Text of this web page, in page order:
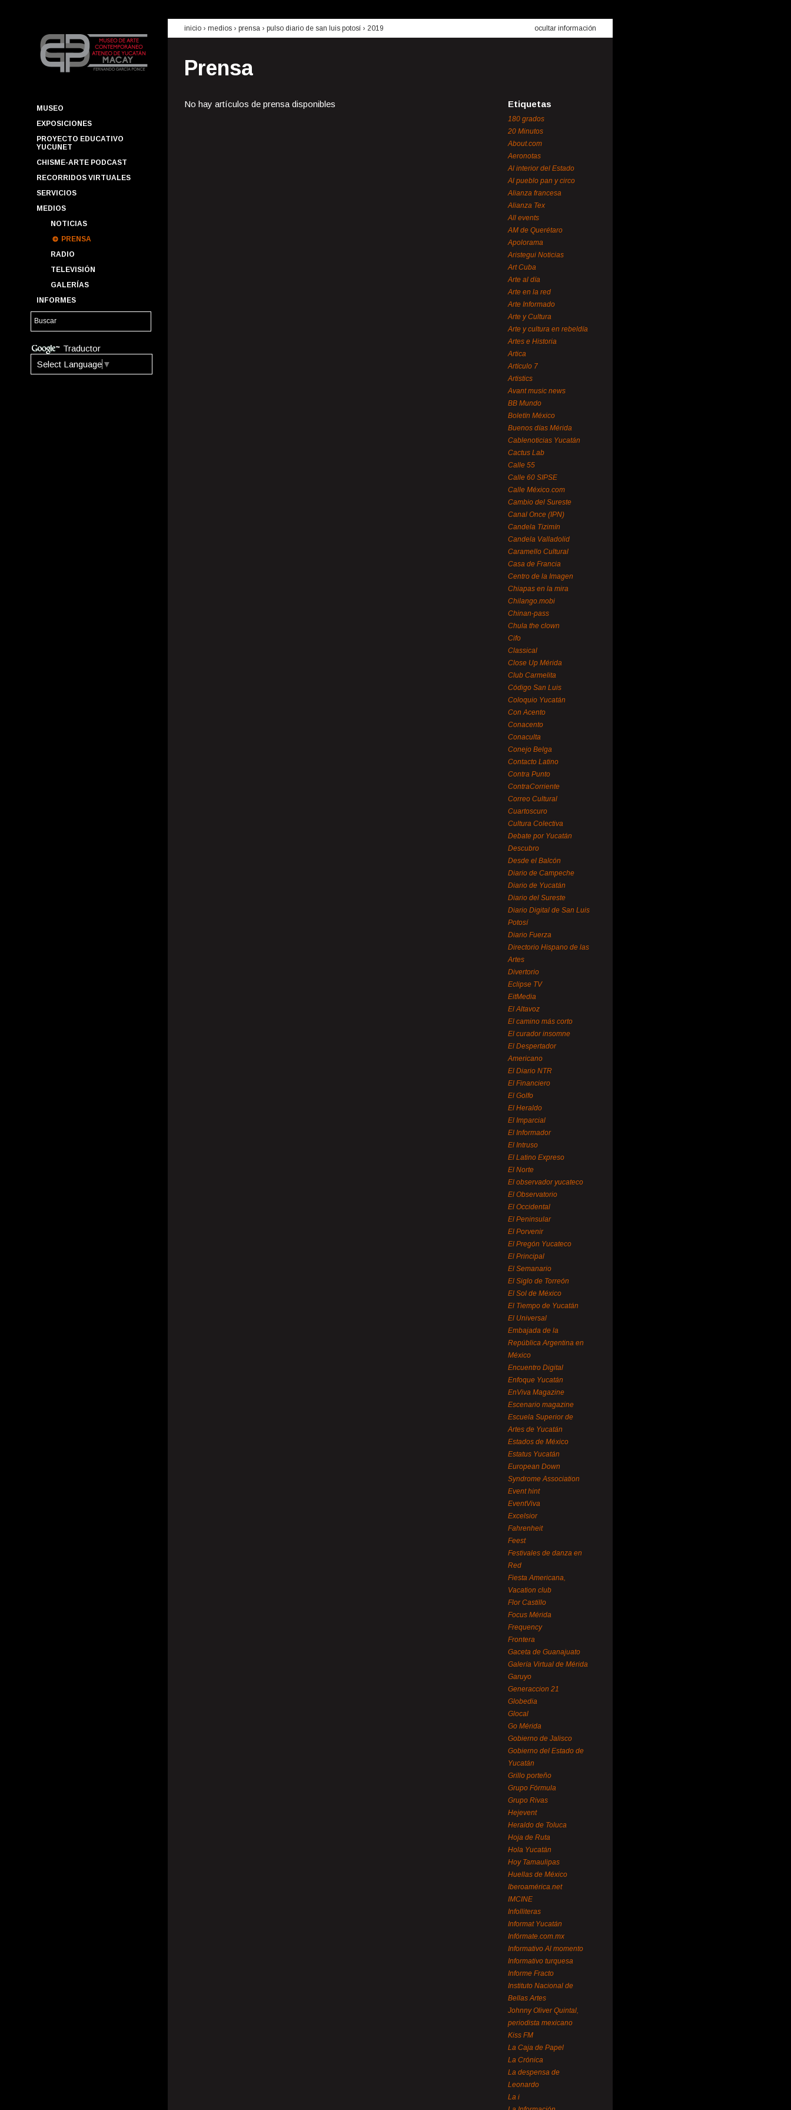
MUSEO
EXPOSICIONES
PROYECTO EDUCATIVO
YUCUNET
CHISME-ARTE PODCAST
RECORRIDOS VIRTUALES
SERVICIOS
MEDIOS
NOTICIAS
PRENSA
RADIO
TELEVISIÓN
GALERÍAS
INFORMES
Traductor
Select Language ▼
inicio › medios › prensa › pulso diario de san luis potosí › 2019 ocultar información
Prensa
No hay artículos de prensa disponibles Etiquetas
180 grados
20 Minutos
About.com
Aeronotas
Al interior del Estado
Al pueblo pan y circo
Alianza francesa
Alianza Tex
All events
AM de Querétaro
Apolorama
Aristegui Noticias
Art Cuba
Arte al día
Arte en la red
Arte Informado
Arte y Cultura
Arte y cultura en rebeldía
Artes e Historia
Artica
Artículo 7
Artistics
Avant music news
BB Mundo
Boletín México
Buenos días Mérida
Cablenoticias Yucatán
Cactus Lab
Calle 55
Calle 60 SIPSE
Calle México.com
Cambio del Sureste
Canal Once (IPN)
Candela Tizimín
Candela Valladolid
Caramello Cultural
Casa de Francia
Centro de la Imagen
Chiapas en la mira
Chilango.mobi
Chinan-pass
Chula the clown
Cifo
Classical
Close Up Mérida
Club Carmelita
Código San Luis
Coloquio Yucatán
Con Acento
Conacento
Conaculta
Conejo Belga
Contacto Latino
Contra Punto
ContraCorriente
Correo Cultural
Cuartoscuro
Cultura Colectiva
Debate por Yucatán
Descubro
Desde el Balcón
Diario de Campeche
Diario de Yucatán
Diario del Sureste
Diario Digital de San Luis
Potosí
Diario Fuerza
Directorio Hispano de las
Artes
Divertorio
Eclipse TV
EitMedia
El Altavoz
El camino más corto
El curador insomne
El Despertador
Americano
El Diario NTR
El Financiero
El Golfo
El Heraldo
El Imparcial
El Informador
El Intruso
El Latino Expreso
El Norte
El observador yucateco
El Observatorio
El Occidental
El Peninsular
El Porvenir
El Pregón Yucateco
El Principal
El Semanario
El Siglo de Torreón
El Sol de México
El Tiempo de Yucatán
El Universal
Embajada de la
República Argentina en
México
Encuentro Digital
Enfoque Yucatán
EnViva Magazine
Escenario magazine
Escuela Superior de
Artes de Yucatán
Estados de México
Estatus Yucatán
European Down
Syndrome Association
Event hint
EventViva
Excelsior
Fahrenheit
Feest
Festivales de danza en
Red
Fiesta Americana,
Vacation club
Flor Castillo
Focus Mérida
Frequency
Frontera
Gaceta de Guanajuato
Galería Virtual de Mérida
Garuyo
Generaccion 21
Globedia
Glocal
Go Mérida
Gobierno de Jalisco
Gobierno del Estado de
Yucatán
Grillo porteño
Grupo Fórmula
Grupo Rivas
Hejevent
Heraldo de Toluca
Hoja de Ruta
Hola Yucatán
Hoy Tamaulipas
Huellas de México
Iberoamérica.net
IMCINE
Infolliteras
Informat Yucatán
Infórmate.com.mx
Informativo Al momento
Informativo turquesa
Informe Fracto
Instituto Nacional de
Bellas Artes
Johnny Oliver Quintal,
periodista mexicano
Kiss FM
La Caja de Papel
La Crónica
La despensa de
Leonardo
La i